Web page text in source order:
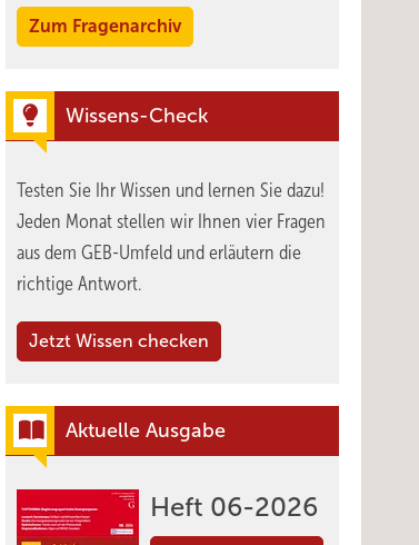
Zum Fragenarchiv
Wissens-Check
Testen Sie Ihr Wissen und lernen Sie dazu!
Jeden Monat stellen wir Ihnen vier Fragen
aus dem GEB-Umfeld und erläutern die
richtige Antwort.
Jetzt Wissen checken
Aktuelle Ausgabe
Heft 06-2026